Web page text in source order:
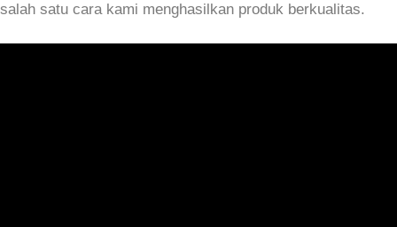
salah satu cara kami menghasilkan produk berkualitas.